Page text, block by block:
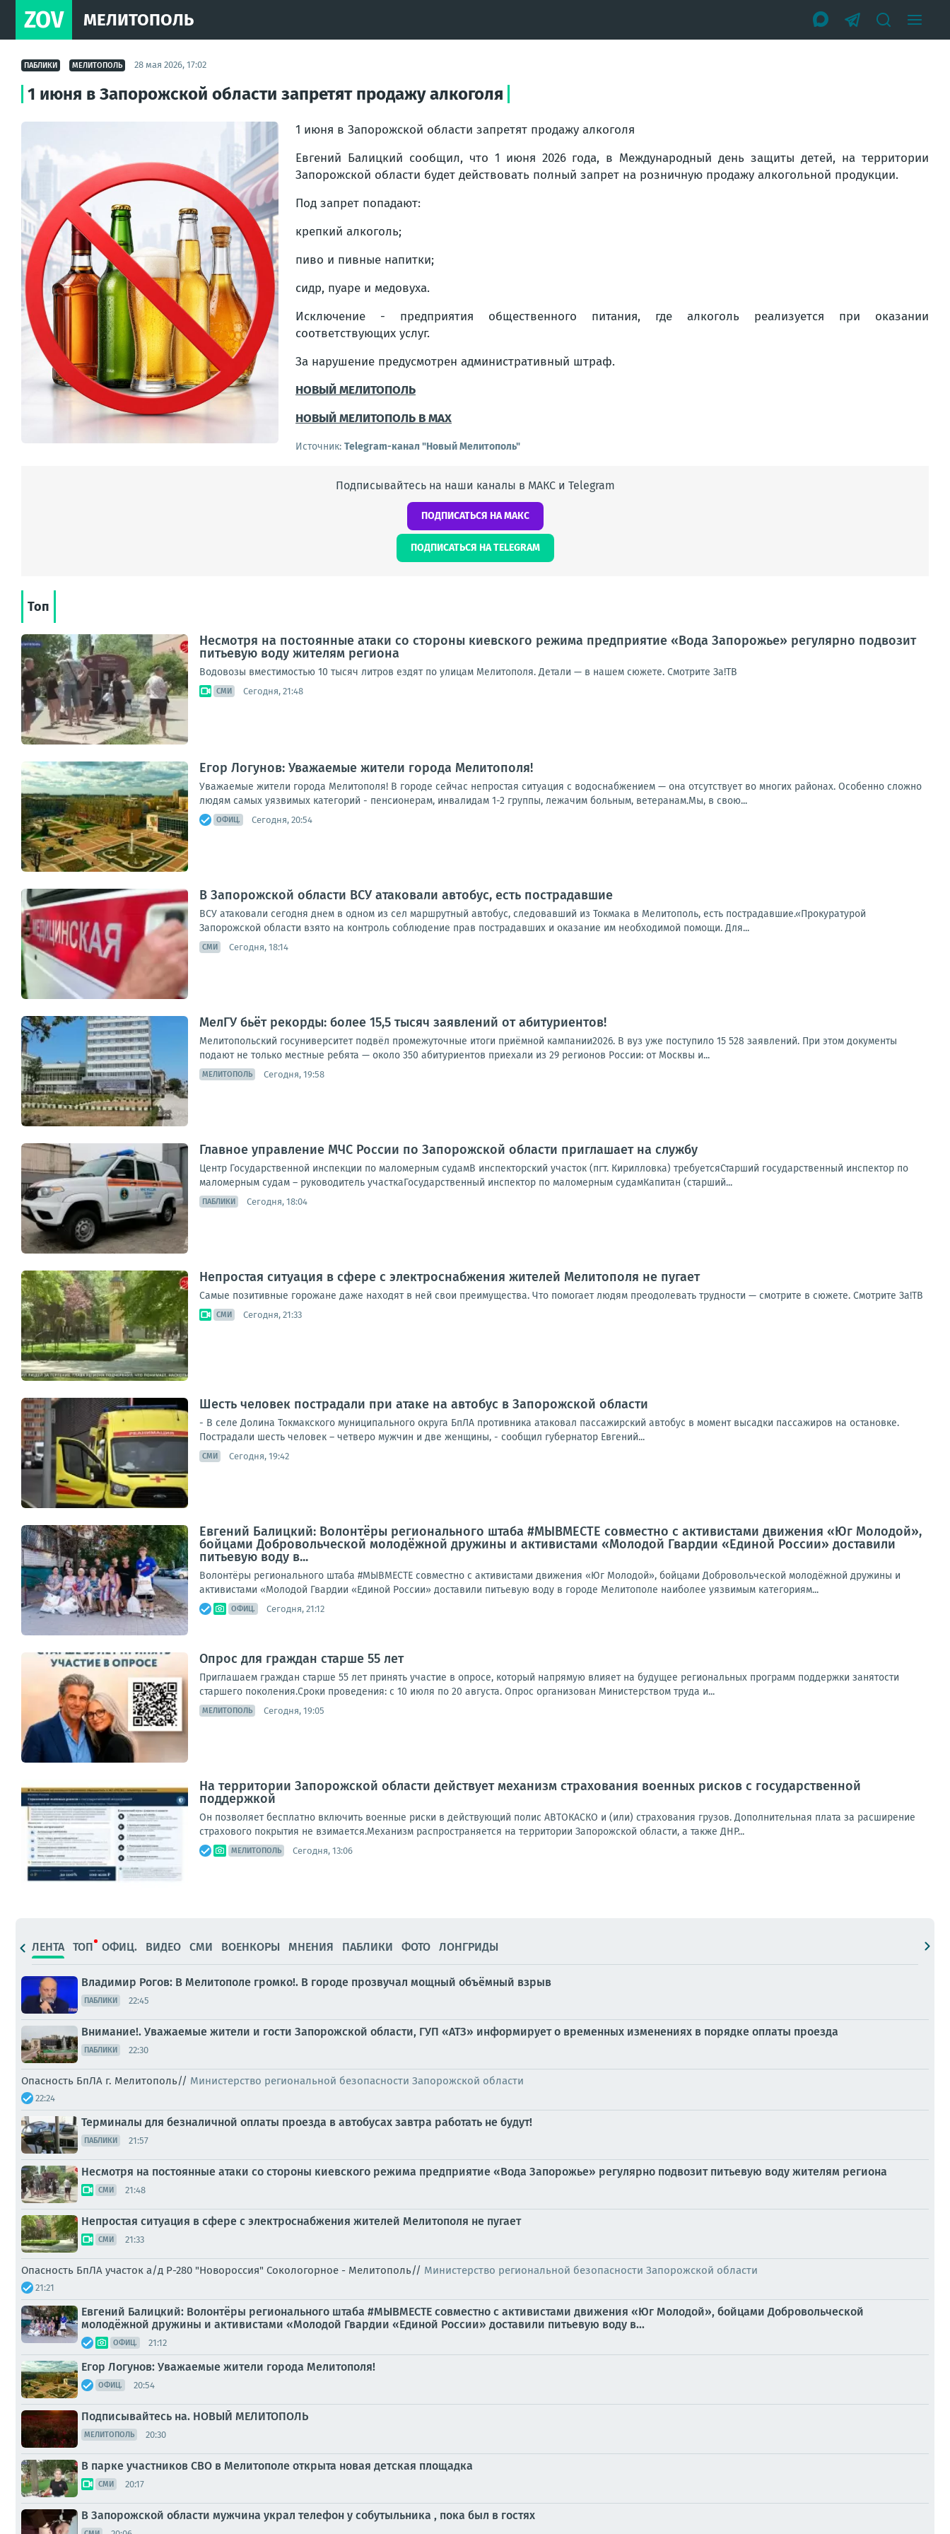
ZOV МЕЛИТОПОЛЬ
ПАБЛИКИ МЕЛИТОПОЛЬ 28 мая 2026, 17:02
1 июня в Запорожской области запретят продажу алкоголя
1 июня в Запорожской области запретят продажу алкоголя
Евгений Балицкий сообщил, что 1 июня 2026 года, в Международный день защиты детей, на территории
Запорожской области будет действовать полный запрет на розничную продажу алкогольной продукции.
Под запрет попадают:
крепкий алкоголь;
пиво и пивные напитки;
сидр, пуаре и медовуха.
Исключение - предприятия общественного питания, где алкоголь реализуется при оказании
соответствующих услуг.
За нарушение предусмотрен административный штраф.
НОВЫЙ МЕЛИТОПОЛЬ
НОВЫЙ МЕЛИТОПОЛЬ В MAX
Источник: Telegram-канал "Новый Мелитополь"
Подписывайтесь на наши каналы в МАКС и Telegram
ПОДПИСАТЬСЯ НА МАКС
ПОДПИСАТЬСЯ НА TELEGRAM
Топ
Несмотря на постоянные атаки со стороны киевского режима предприятие «Вода Запорожье» регулярно подвозит
питьевую воду жителям региона
Водовозы вместимостью 10 тысяч литров ездят по улицам Мелитополя. Детали — в нашем сюжете. Смотрите За!ТВ
СМИ Сегодня, 21:48
Егор Логунов: Уважаемые жители города Мелитополя!
Уважаемые жители города Мелитополя! В городе сейчас непростая ситуация с водоснабжением — она отсутствует во многих районах. Особенно сложно
людям самых уязвимых категорий - пенсионерам, инвалидам 1-2 группы, лежачим больным, ветеранам.Мы, в свою...
ОФИЦ. Сегодня, 20:54
В Запорожской области ВСУ атаковали автобус, есть пострадавшие
ВСУ атаковали сегодня днем в одном из сел маршрутный автобус, следовавший из Токмака в Мелитополь, есть пострадавшие.«Прокуратурой
Запорожской области взято на контроль соблюдение прав пострадавших и оказание им необходимой помощи. Для...
СМИ Сегодня, 18:14
МелГУ бьёт рекорды: более 15,5 тысяч заявлений от абитуриентов!
Мелитопольский госуниверситет подвёл промежуточные итоги приёмной кампании2026. В вуз уже поступило 15 528 заявлений. При этом документы
подают не только местные ребята — около 350 абитуриентов приехали из 29 регионов России: от Москвы и...
МЕЛИТОПОЛЬ Сегодня, 19:58
Главное управление МЧС России по Запорожской области приглашает на службу
Центр Государственной инспекции по маломерным судамВ инспекторский участок (пгт. Кирилловка) требуетсяСтарший государственный инспектор по
маломерным судам – руководитель участкаГосударственный инспектор по маломерным судамКапитан (старший...
ПАБЛИКИ Сегодня, 18:04
Непростая ситуация в сфере с электроснабжения жителей Мелитополя не пугает
Самые позитивные горожане даже находят в ней свои преимущества. Что помогает людям преодолевать трудности — смотрите в сюжете. Смотрите За!ТВ
СМИ Сегодня, 21:33
Шесть человек пострадали при атаке на автобус в Запорожской области
- В селе Долина Токмакского муниципального округа БпЛА противника атаковал пассажирский автобус в момент высадки пассажиров на остановке.
Пострадали шесть человек – четверо мужчин и две женщины, - сообщил губернатор Евгений...
СМИ Сегодня, 19:42
Евгений Балицкий: Волонтёры регионального штаба #МЫВМЕСТЕ совместно с активистами движения «Юг Молодой»,
бойцами Добровольческой молодёжной дружины и активистами «Молодой Гвардии «Единой России» доставили
питьевую воду в...
Волонтёры регионального штаба #МЫВМЕСТЕ совместно с активистами движения «Юг Молодой», бойцами Добровольческой молодёжной дружины и
активистами «Молодой Гвардии «Единой России» доставили питьевую воду в городе Мелитополе наиболее уязвимым категориям...
ОФИЦ. Сегодня, 21:12
Опрос для граждан старше 55 лет
Приглашаем граждан старше 55 лет принять участие в опросе, который напрямую влияет на будущее региональных программ поддержки занятости
старшего поколения.Сроки проведения: с 10 июля по 20 августа. Опрос организован Министерством труда и...
МЕЛИТОПОЛЬ Сегодня, 19:05
На территории Запорожской области действует механизм страхования военных рисков с государственной
поддержкой
Он позволяет бесплатно включить военные риски в действующий полис АВТОКАСКО и (или) страхования грузов. Дополнительная плата за расширение
страхового покрытия не взимается.Механизм распространяется на территории Запорожской области, а также ДНР...
МЕЛИТОПОЛЬ Сегодня, 13:06
ЛЕНТА ТОП ОФИЦ. ВИДЕО СМИ ВОЕНКОРЫ МНЕНИЯ ПАБЛИКИ ФОТО ЛОНГРИДЫ
Владимир Рогов: В Мелитополе громко!. В городе прозвучал мощный объёмный взрыв
ПАБЛИКИ 22:45
Внимание!. Уважаемые жители и гости Запорожской области, ГУП «АТЗ» информирует о временных изменениях в порядке оплаты проезда
ПАБЛИКИ 22:30
Опасность БпЛА г. Мелитополь// Министерство региональной безопасности Запорожской области
22:24
Терминалы для безналичной оплаты проезда в автобусах завтра работать не будут!
ПАБЛИКИ 21:57
Несмотря на постоянные атаки со стороны киевского режима предприятие «Вода Запорожье» регулярно подвозит питьевую воду жителям региона
СМИ 21:48
Непростая ситуация в сфере с электроснабжения жителей Мелитополя не пугает
СМИ 21:33
Опасность БпЛА участок а/д Р-280 "Новороссия" Сокологорное - Мелитополь// Министерство региональной безопасности Запорожской области
21:21
Евгений Балицкий: Волонтёры регионального штаба #МЫВМЕСТЕ совместно с активистами движения «Юг Молодой», бойцами Добровольческой
молодёжной дружины и активистами «Молодой Гвардии «Единой России» доставили питьевую воду в...
ОФИЦ. 21:12
Егор Логунов: Уважаемые жители города Мелитополя!
ОФИЦ. 20:54
Подписывайтесь на. НОВЫЙ МЕЛИТОПОЛЬ
МЕЛИТОПОЛЬ 20:30
В парке участников СВО в Мелитополе открыта новая детская площадка
СМИ 20:17
В Запорожской области мужчина украл телефон у собутыльника , пока был в гостях